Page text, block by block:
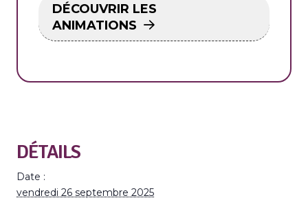
DÉCOUVRIR LES
ANIMATIONS
DÉTAILS
Date :
vendredi 26 septembre 2025